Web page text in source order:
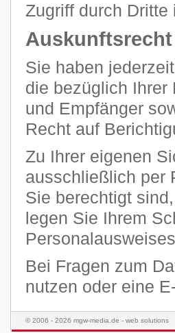
Zugriff durch Dritte
Auskunftsrecht
Sie haben
die bezüglich Ihrer
und Empfänger
Recht auf
Zu Ihrer eigenen
ausschließlich per
Sie berechtigt
legen Sie Ihrem
Bei Fragen zum
nutzen oder eine
© 2006 - 2026 mgw-media.de - web solutions